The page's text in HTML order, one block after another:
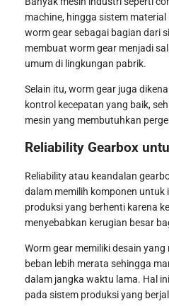
machine, hingga sistem
worm gear sebagai bagian dari
membuat worm gear menjadi
umum di lingkungan pabrik.
Selain itu, worm gear juga
kontrol kecepatan yang baik,
mesin yang membutuhkan
Reliability Gearbox
Reliability atau keandalan
dalam memilih komponen
produksi yang berhenti karena
menyebabkan kerugian besar
Worm gear memiliki desain
beban lebih merata sehingga
dalam jangka waktu lama. Hal
pada sistem produksi yang